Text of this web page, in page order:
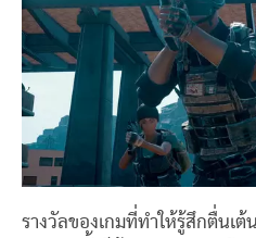
รางวัลของเกมที่ทำให้รู้สึกตื่นเ